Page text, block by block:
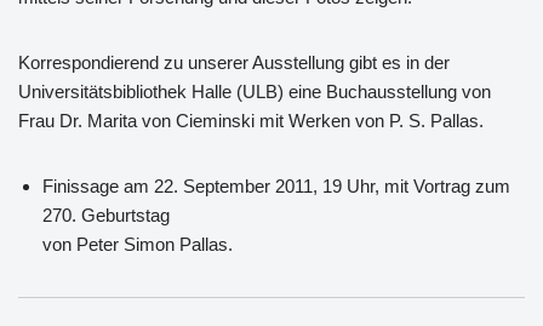
Korrespondierend zu unserer Ausstellung gibt es in der
Universitätsbibliothek Halle (ULB) eine Buchausstellung von
Frau Dr. Marita von Cieminski mit Werken von P. S. Pallas.
Finissage am 22. September 2011, 19 Uhr, mit Vortrag zum
270. Geburtstag
von Peter Simon Pallas.